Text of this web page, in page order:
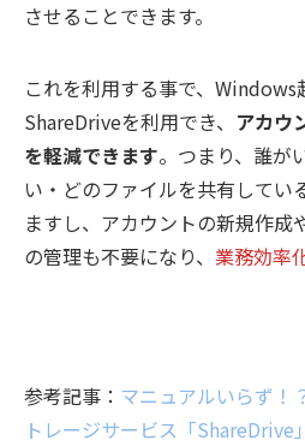
させることできます。
これを利用する事で、
ShareDriveを利用でき、 アカウ
を軽減できます。つまり、誰が
い・どのファイルを共有してい
ますし、アカウントの新規作成
の管理も不要になり、 業務効率
参考記事： マニュアルいらず！
トレージサービス「ShareDrive